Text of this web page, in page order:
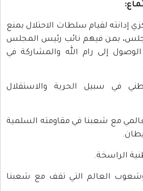
إدانته لقيام سلطات الاحتلال بمنع
بمن فيهم نائب رئيس المجلس
إلى رام الله والمشاركة في
في سبيل الحرية والاستقلال
مع شعبنا في مقاومته السلمية
الراسخة.
العالم التي تقف مع شعبنا